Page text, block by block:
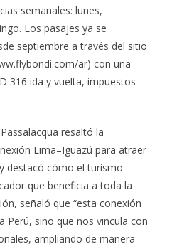
semanales: lunes,
Los pasajes ya se
septiembre a través del sitio
ar) con una
316 ida y vuelta, impuestos
resaltó la
Lima–Iguazú para atraer
destacó cómo el turismo
que beneficia a toda la
señaló que “esta conexión
Perú, sino que nos vincula con
ampliando de manera